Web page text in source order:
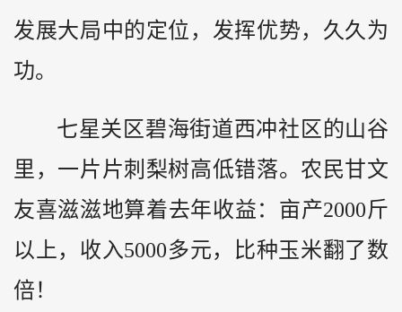
发展大局中的定位，发挥优势，久久为
功。
七星关区碧海街道西冲社区的山谷
里，一片片刺梨树高低错落。农民甘文
友喜滋滋地算着去年收益：亩产2000斤
以上，收入5000多元，比种玉米翻了数
倍！